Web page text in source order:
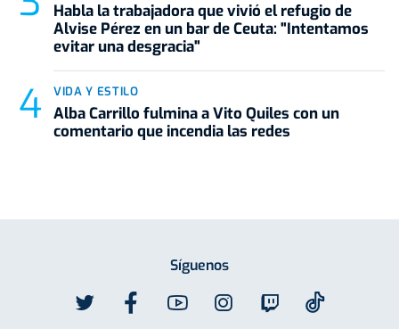
Habla la trabajadora que vivió el refugio de
Alvise Pérez en un bar de Ceuta: "Intentamos
evitar una desgracia"
VIDA Y ESTILO
Alba Carrillo fulmina a Vito Quiles con un
comentario que incendia las redes
Síguenos